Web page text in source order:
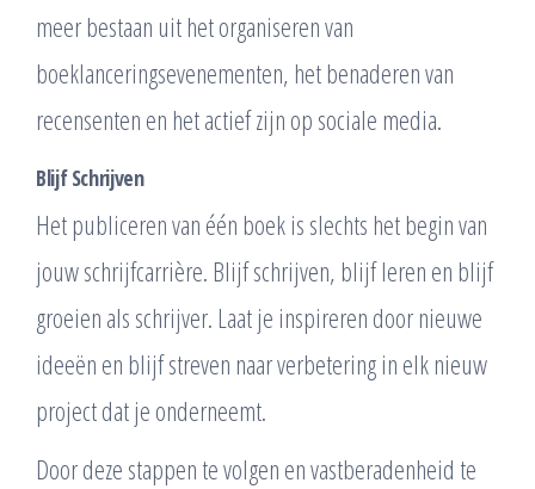
meer bestaan uit het organiseren van
boeklanceringsevenementen, het benaderen van
recensenten en het actief zijn op sociale media.
Blijf Schrijven
Het publiceren van één boek is slechts het begin van
jouw schrijfcarrière. Blijf schrijven, blijf leren en blijf
groeien als schrijver. Laat je inspireren door nieuwe
ideeën en blijf streven naar verbetering in elk nieuw
project dat je onderneemt.
Door deze stappen te volgen en vastberadenheid te